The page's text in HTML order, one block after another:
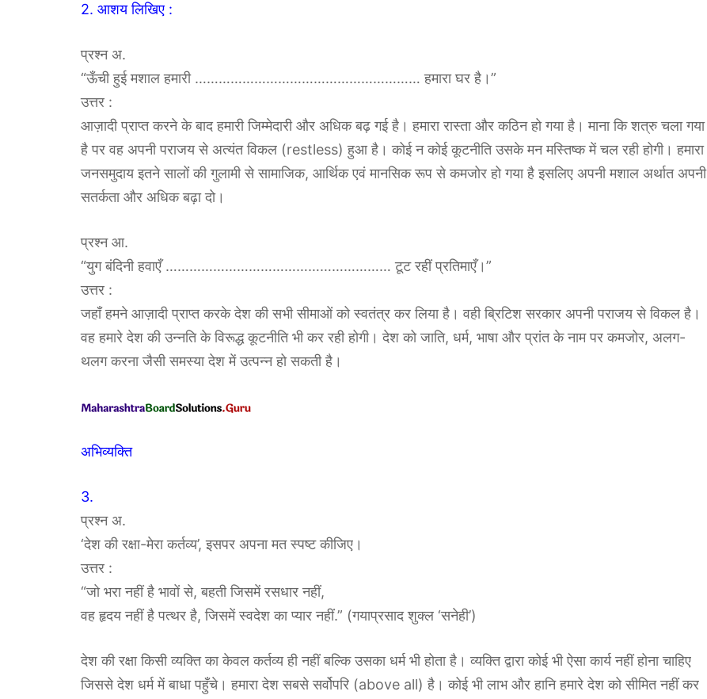
2. आशय लिखिए :
प्रश्न अ.
“ऊँची हुई मशाल हमारी ………………………………………………… हमारा घर है।”
उत्तर :
आज़ादी प्राप्त करने के बाद हमारी जिम्मेदारी और अधिक बढ़ गई है। हमारा रास्ता और कठिन हो गया है। माना कि शत्रु चला गया
है पर वह अपनी पराजय से अत्यंत विकल (restless) हुआ है। कोई न कोई कूटनीति उसके मन मस्तिष्क में चल रही होगी। हमारा
जनसमुदाय इतने सालों की गुलामी से सामाजिक, आर्थिक एवं मानसिक रूप से कमजोर हो गया है इसलिए अपनी मशाल अर्थात अपनी
सतर्कता और अधिक बढ़ा दो।
प्रश्न आ.
“युग बंदिनी हवाएँ ………………………………………………… टूट रहीं प्रतिमाएँ।”
उत्तर :
जहाँ हमने आज़ादी प्राप्त करके देश की सभी सीमाओं को स्वतंत्र कर लिया है। वही ब्रिटिश सरकार अपनी पराजय से विकल है।
वह हमारे देश की उन्नति के विरूद्ध कूटनीति भी कर रही होगी। देश को जाति, धर्म, भाषा और प्रांत के नाम पर कमजोर, अलग-
थलग करना जैसी समस्या देश में उत्पन्न हो सकती है।
अभिव्यक्ति
3.
प्रश्न अ.
‘देश की रक्षा-मेरा कर्तव्य’, इसपर अपना मत स्पष्ट कीजिए।
उत्तर :
“जो भरा नहीं है भावों से, बहती जिसमें रसधार नहीं,
वह हृदय नहीं है पत्थर है, जिसमें स्वदेश का प्यार नहीं.” (गयाप्रसाद शुक्ल ‘सनेही’)
देश की रक्षा किसी व्यक्ति का केवल कर्तव्य ही नहीं बल्कि उसका धर्म भी होता है। व्यक्ति द्वारा कोई भी ऐसा कार्य नहीं होना चाहिए
जिससे देश धर्म में बाधा पहुँचे। हमारा देश सबसे सर्वोपरि (above all) है। कोई भी लाभ और हानि हमारे देश को सीमित नहीं कर